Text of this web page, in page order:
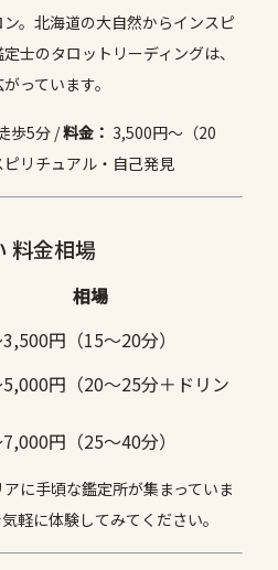
。北海道の大自然からインスピ
士のタロットリーディングは、
っています。
歩5分 /料金： 3,500円〜（20
リチュアル・自己発見
料金相場
相場
円（15〜20分）
円（20〜25分＋ドリン
円（25〜40分）
に手頃な鑑定所が集まっていま
軽に体験してみてください。